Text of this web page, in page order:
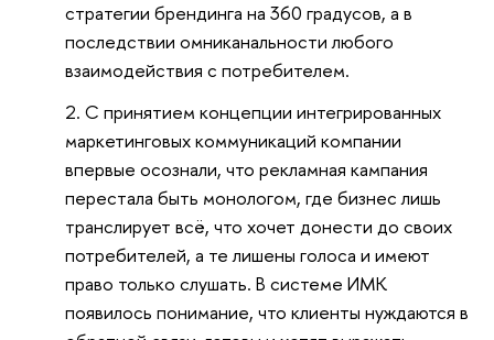
стратегии брендинга на 360 градусов, а в
последствии омниканальности любого
взаимодействия с потребителем.
С принятием концепции интегрированных
маркетинговых коммуникаций компании
впервые осознали, что рекламная кампания
перестала быть монологом, где бизнес лишь
транслирует всё, что хочет донести до своих
потребителей, а те лишены голоса и имеют
право только слушать. В системе ИМК
появилось понимание, что клиенты нуждаются в